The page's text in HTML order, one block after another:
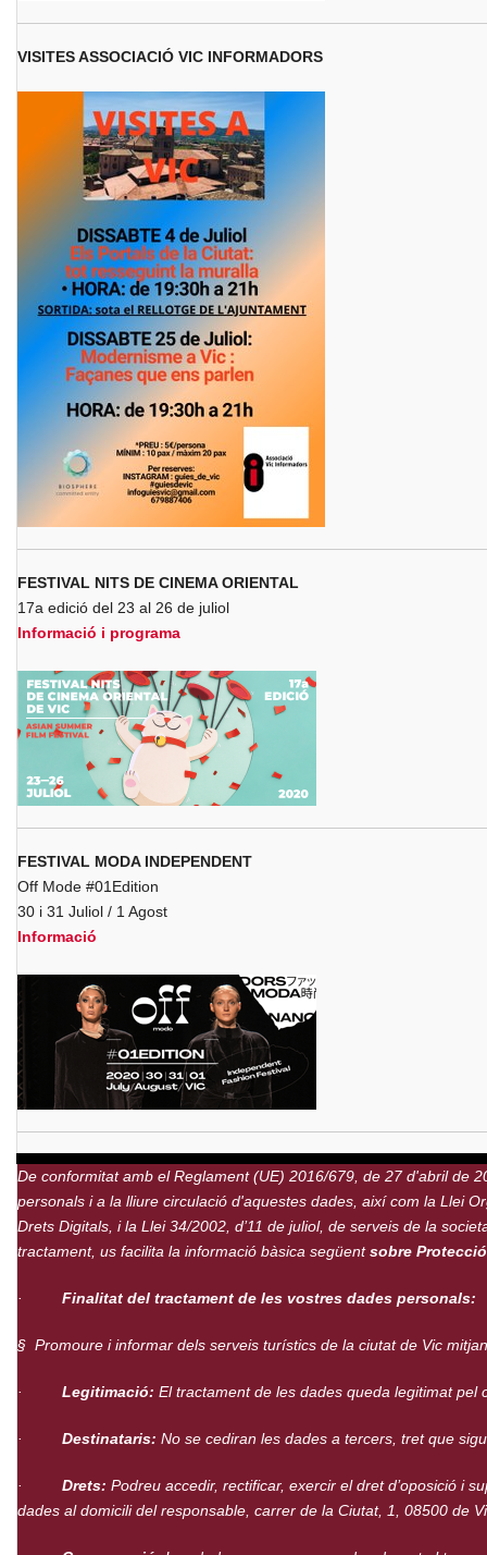
VISITES ASSOCIACIÓ VIC INFORMADORS
FESTIVAL NITS DE CINEMA ORIENTAL
17a edició del 23 al 26 de juliol
Informació i programa
FESTIVAL MODA INDEPENDENT
Off Mode #01Edition
30 i 31 Juliol / 1 Agost
Informació
De conformitat amb el Reglament (UE) 2016/679, de 27 d'abril de
personals i a la lliure circulació d'aquestes dades, així com la Llei
Drets Digitals, i la Llei 34/2002, d’11 de juliol, de serveis de la
tractament, us facilita la informació bàsica següentsobre
· Finalitat del tractament de les vostres dades personals:
§ Promoure i informar dels serveis turístics de la ciutat de Vic
· Legitimació: El tractament de les dades queda legitimat
· Destinataris: No se cediran les dades a tercers, tret que
· Drets: Podreu accedir, rectificar, exercir el dret d’oposició i
dades al domicili del responsable, carrer de la Ciutat, 1, 08500 de